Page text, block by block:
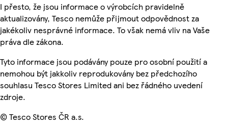
I přesto, že jsou informace o výrobcích pravidelně
aktualizovány, Tesco nemůže přijmout odpovědnost za
jakékoliv nesprávné informace. To však nemá vliv na Vaše
práva dle zákona.
Tyto informace jsou podávány pouze pro osobní použití a
nemohou být jakkoliv reprodukovány bez předchozího
souhlasu Tesco Stores Limited ani bez řádného uvedení
zdroje.
© Tesco Stores ČR a.s.